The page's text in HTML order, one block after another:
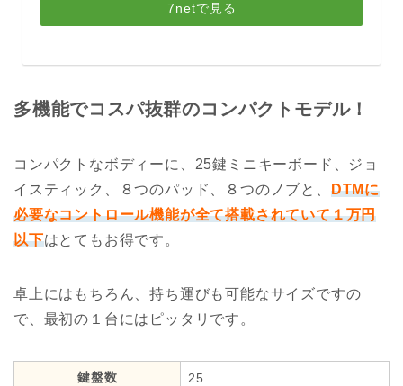
7netで見る
多機能でコスパ抜群のコンパクトモデル！
コンパクトなボディーに、25鍵ミニキーボード、ジョ
イスティック、８つのパッド、８つのノブと、 DTMに
必要なコントロール機能が全て搭載されていて１万円
以下はとてもお得です。
卓上にはもちろん、持ち運びも可能なサイズですの
で、最初の１台にはピッタリです。
鍵盤数 25